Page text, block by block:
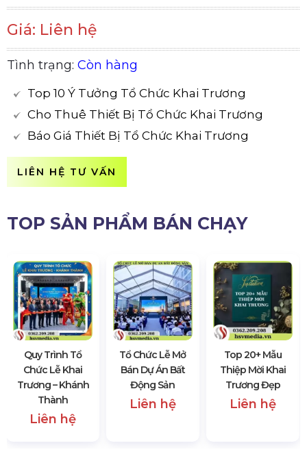
Giá: Liên hệ
Tình trạng: Còn hàng
Top 10 Ý Tưởng Tổ Chức Khai Trương
Cho Thuê Thiết Bị Tổ Chức Khai Trương
Báo Giá Thiết Bị Tổ Chức Khai Trương
LIÊN HỆ TƯ VẤN
TOP SẢN PHẨM BÁN CHẠY
Quy Trình Tổ
Chức Lễ Khai
Trương – Khánh
Thành
Liên hệ
Tổ Chức Lễ Mở
Bán Dự Án Bất
Động Sản
Liên hệ
Top 20+ Mẫu
Thiệp Mời Khai
Trương Đẹp
Liên hệ